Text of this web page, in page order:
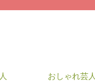
おしゃれ芸人